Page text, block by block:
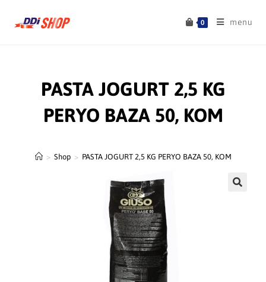
0 menu
PASTA JOGURT 2,5 KG
PERYO BAZA 50, KOM
> Shop > PASTA JOGURT 2,5 KG PERYO BAZA 50, KOM